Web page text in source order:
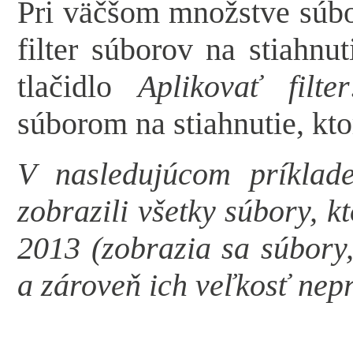
Pri väčšom množstve
filter súborov na
tlačidloAplikovať filter
súborom na stiahnutie,
V nasledujúcom
zobrazili všetky súbory,
2013 (zobrazia sa
a zároveň ich veľkosť